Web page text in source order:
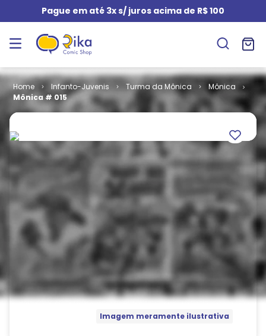
Pague em até 3x s/ juros acima de R$ 100
Infanto-Juvenis Turma da Mônica
Mônica
Mônica # 015
Imagem meramente ilustrativa